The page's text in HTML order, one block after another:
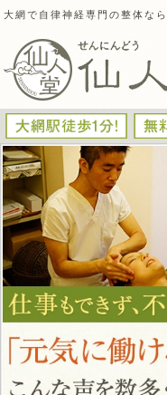
大網で自律神経専門の整体な